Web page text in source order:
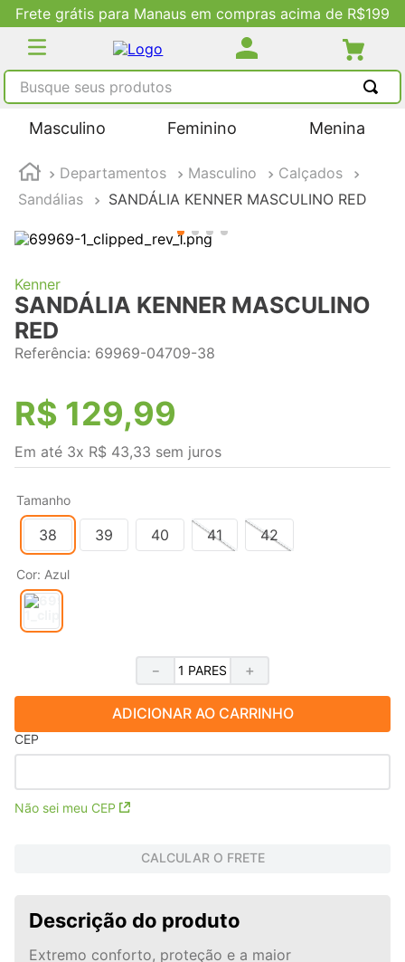
Frete grátis para Manaus em compras acima de R$199
Busque seus produtos
Masculino Feminino Menina
Departamentos Masculino
Calçados
Sandálias
SANDÁLIA KENNER MASCULINO RED
Kenner
SANDÁLIA KENNER MASCULINO
RED
Referência: 69969-04709-38
R$ 129,99
Em até 3x R$ 43,33 sem juros
Tamanho
38 39 40 41 42
Cor: Azul
＋
－
ADICIONAR AO CARRINHO
CEP
Não sei meu CEP
CALCULAR O FRETE
Descrição do produto
Extremo conforto, proteção e a maior
TERMOS MAIS BUSCADOS
2
tenis feminino
4º
adidas